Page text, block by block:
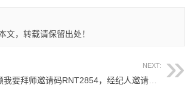
文，转载请保留出处！
NEXT: